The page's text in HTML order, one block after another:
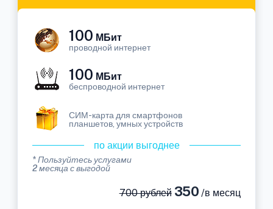
100 МБит
проводной интернет
100 МБит
беспроводной интернет
СИМ-карта для смартфонов
планшетов, умных устройств
по акции выгоднее
* Пользуйтесь услугами
2 месяца с выгодой
700 рублей350 /в месяц